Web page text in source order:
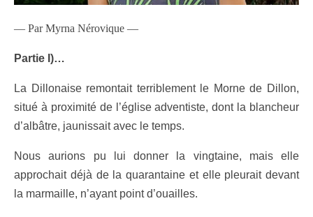
— Par Myrna Nérovique —
Partie I)…
La Dillonaise remontait terriblement le Morne de Dillon,
situé à proximité de l’église adventiste, dont la blancheur
d’albâtre, jaunissait avec le temps.
Nous aurions pu lui donner la vingtaine, mais elle
approchait déjà de la quarantaine et elle pleurait devant
la marmaille, n’ayant point d’ouailles.